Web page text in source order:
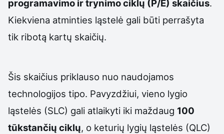
programavimo ir trynimo ciklų (P/E) skaičius.
Kiekviena atminties ląstelė gali būti perrašyta
tik ribotą kartų skaičių.
Šis skaičius priklauso nuo naudojamos
technologijos tipo. Pavyzdžiui, vieno lygio
ląstelės (SLC) gali atlaikyti iki maždaug 100
tūkstančių ciklų, o keturių lygių ląstelės (QLC)